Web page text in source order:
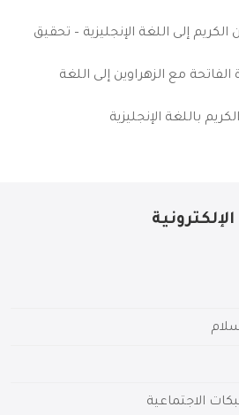
إلى اللغة الإنجليزية – تحقيق
مع الزهراوين إلى اللغة
باللغة الإنجليزية
الاجتماعية